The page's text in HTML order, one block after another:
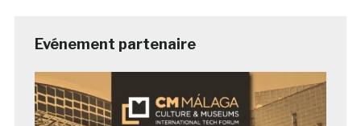
Evénement partenaire